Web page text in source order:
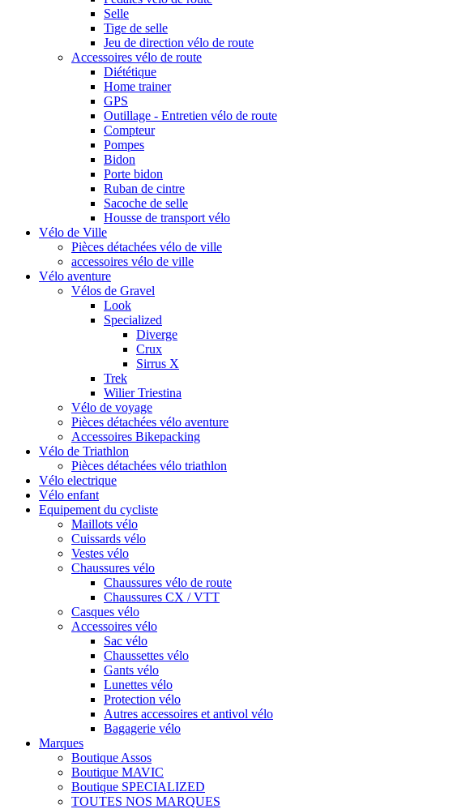
Selle
Tige de selle
Jeu de direction vélo de route
Accessoires vélo de route
Diététique
Home trainer
GPS
Outillage - Entretien vélo de route
Compteur
Pompes
Bidon
Porte bidon
Ruban de cintre
Sacoche de selle
Housse de transport vélo
Vélo de Ville
Pièces détachées vélo de ville
accessoires vélo de ville
Vélo aventure
Vélos de Gravel
Look
Specialized
Diverge
Crux
Sirrus X
Trek
Wilier Triestina
Vélo de voyage
Pièces détachées vélo aventure
Accessoires Bikepacking
Vélo de Triathlon
Pièces détachées vélo triathlon
Vélo electrique
Vélo enfant
Equipement du cycliste
Maillots vélo
Cuissards vélo
Vestes vélo
Chaussures vélo
Chaussures vélo de route
Chaussures CX / VTT
Casques vélo
Accessoires vélo
Sac vélo
Chaussettes vélo
Gants vélo
Lunettes vélo
Protection vélo
Autres accessoires et antivol vélo
Bagagerie vélo
Marques
Boutique Assos
Boutique MAVIC
Boutique SPECIALIZED
TOUTES NOS MARQUES